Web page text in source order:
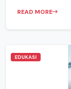
READ MORE
EDUKASI